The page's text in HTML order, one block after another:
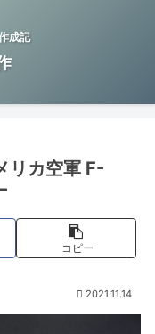
成記
リカ空軍 F-
コピー
2021.11.14